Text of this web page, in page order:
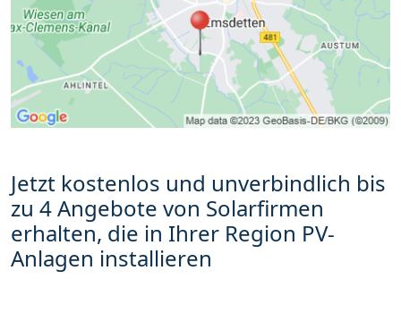
Jetzt kostenlos und unverbindlich bis
zu 4 Angebote von Solarfirmen
erhalten, die in Ihrer Region PV-
Anlagen installieren